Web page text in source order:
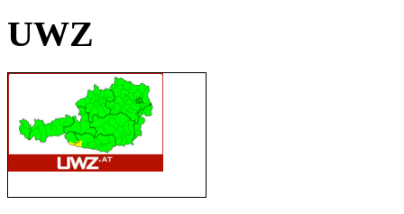
UWZ